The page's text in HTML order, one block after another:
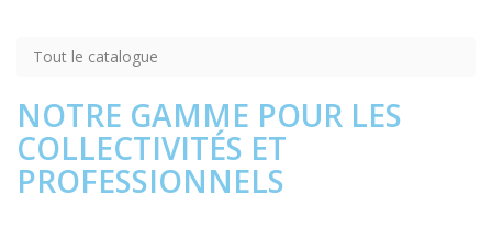
Tout le catalogue
NOTRE GAMME POUR LES
COLLECTIVITÉS ET
PROFESSIONNELS